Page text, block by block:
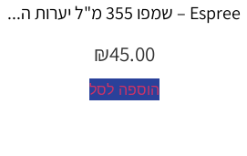
Espree – שמפו 355 מ"ל יערות ה...
₪45.00
הוספה לסל